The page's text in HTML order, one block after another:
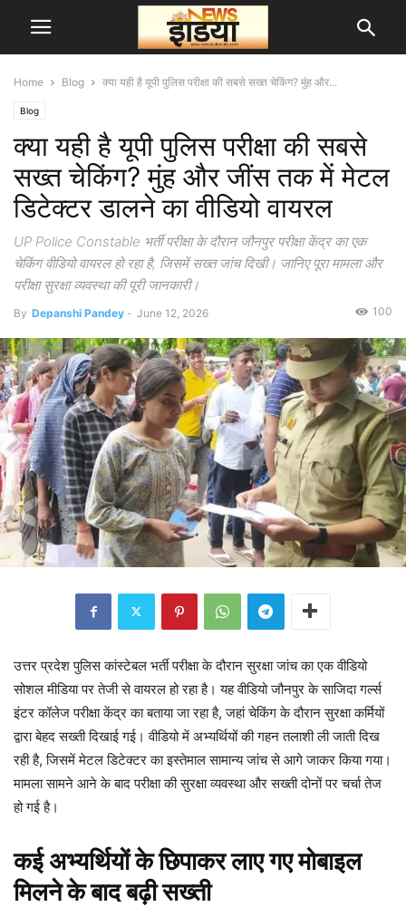
Home Blog क्या यही है यूपी पुलिस परीक्षा की सबसे सख्त चेकिंग? मुंह और...
Blog
क्या यही है यूपी पुलिस परीक्षा की सबसे
सख्त चेकिंग? मुंह और जींस तक में मेटल
डिटेक्टर डालने का वीडियो वायरल
UP Police Constable भर्ती परीक्षा के दौरान जौनपुर परीक्षा केंद्र का एक
चेकिंग वीडियो वायरल हो रहा है, जिसमें सख्त जांच दिखी। जानिए पूरा मामला और
परीक्षा सुरक्षा व्यवस्था की पूरी जानकारी।
By Depanshi Pandey - June 12, 2026 100
उत्तर प्रदेश पुलिस कांस्टेबल भर्ती परीक्षा के दौरान सुरक्षा जांच का एक वीडियो
सोशल मीडिया पर तेजी से वायरल हो रहा है। यह वीडियो जौनपुर के साजिदा गर्ल्स
इंटर कॉलेज परीक्षा केंद्र का बताया जा रहा है, जहां चेकिंग के दौरान सुरक्षा कर्मियों
द्वारा बेहद सख्ती दिखाई गई। वीडियो में अभ्यर्थियों की गहन तलाशी ली जाती दिख
रही है, जिसमें मेटल डिटेक्टर का इस्तेमाल सामान्य जांच से आगे जाकर किया गया।
मामला सामने आने के बाद परीक्षा की सुरक्षा व्यवस्था और सख्ती दोनों पर चर्चा तेज
हो गई है।
कई अभ्यर्थियों के छिपाकर लाए गए मोबाइल
मिलने के बाद बढ़ी सख्ती